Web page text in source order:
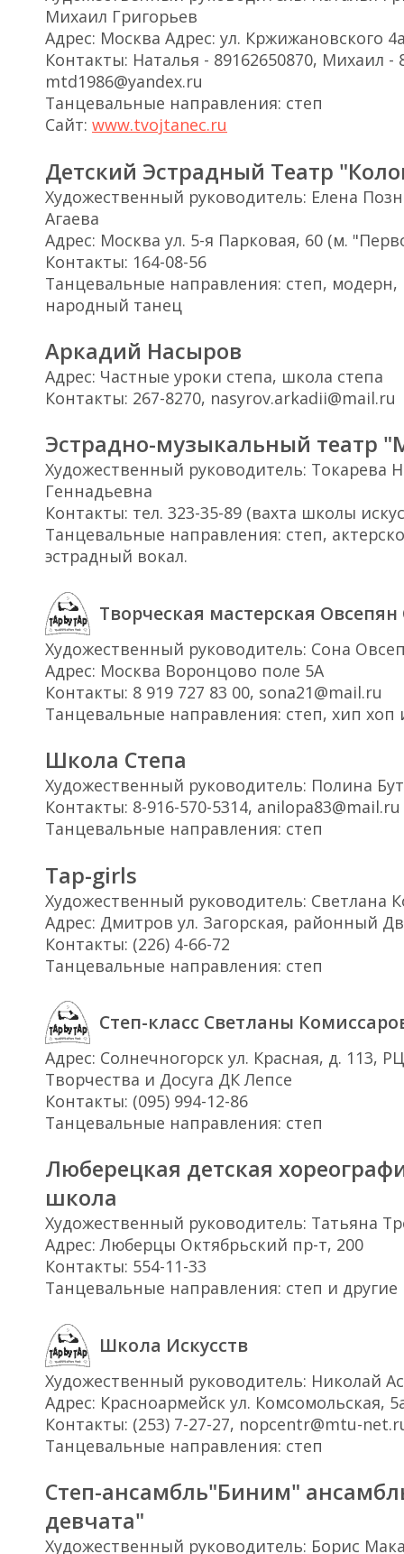
Михаил Григорьев
Адрес: Москва Адрес: ул. Кржижановского
Контакты: Наталья - 89162650870, Михаил -
mtd1986@yandex.ru
Танцевальные направления: степ
Сайт: www.tvojtanec.ru
Детский Эстрадный Театр
Художественный руководитель: Елена
Агаева
Адрес: Москва ул. 5-я Парковая, 60 (м.
Контакты: 164-08-56
Танцевальные направления: степ, модерн,
народный танец
Аркадий Насыров
Адрес: Частные уроки степа, школа степа
Контакты: 267-8270, nasyrov.arkadii@mail.ru
Эстрадно-музыкальный театр
Художественный руководитель: Токарева
Геннадьевна
Контакты: тел. 323-35-89 (вахта школы
Танцевальные направления: степ,
эстрадный вокал.
Творческая мастерская
Художественный руководитель: Сона
Адрес: Москва Воронцово поле 5А
Контакты: 8 919 727 83 00, sona21@mail.ru
Танцевальные направления: степ, хип хоп
Школа Степа
Художественный руководитель: Полина
Контакты: 8-916-570-5314, anilopa83@mail.ru
Танцевальные направления: степ
Tap-girls
Художественный руководитель: Светлана
Адрес: Дмитров ул. Загорская, районный
Контакты: (226) 4-66-72
Танцевальные направления: степ
Степ-класс Светланы
Адрес: Солнечногорск ул. Красная, д. 113,
Творчества и Досуга ДК Лепсе
Контакты: (095) 994-12-86
Танцевальные направления: степ
Люберецкая детская
школа
Художественный руководитель: Татьяна
Адрес: Люберцы Октябрьский пр-т, 200
Контакты: 554-11-33
Танцевальные направления: степ и другие
Школа Искусств
Художественный руководитель: Николай
Адрес: Красноармейск ул. Комсомольская,
Контакты: (253) 7-27-27, nopcentr@mtu-
Танцевальные направления: степ
Степ-ансамбль"Биним"
девчата"
Художественный руководитель: Борис